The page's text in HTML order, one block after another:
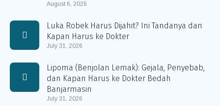
August 6, 2026
Luka Robek Harus Dijahit? Ini Tandanya dan
Kapan Harus ke Dokter
July 31, 2026
Lipoma (Benjolan Lemak): Gejala, Penyebab,
dan Kapan Harus ke Dokter Bedah
Banjarmasin
July 31, 2026